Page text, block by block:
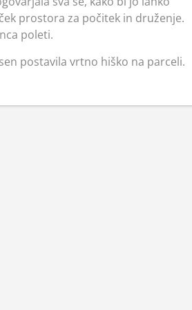
prostora za počitek in druženje.
poleti.
postavila vrtno hiško na parceli.